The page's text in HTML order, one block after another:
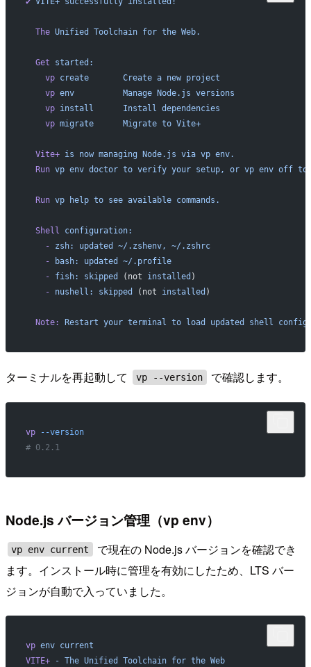
  The
Unified Toolchain for the Web.
  Get
started:
    vp
create
       Create
a new project
    vp
env
          Manage
Node.js versions
    vp
install
      Install
dependencies
    vp
migrate
      Migrate
to Vite+
  Vite+
is now managing Node.js via vp env.
  Run
vp env doctor to verify your setup, or vp env off to
  Run
vp help to see available commands.
  Shell
configuration:
    -
zsh: updated ~/.zshenv,
~/.zshrc
    -
bash: updated
~/.profile
    -
fish: skipped (not installed )
    -
nushell: skipped (not installed )
  Note:
Restart your terminal to load updated shell
ターミナルを再起動して vp --version で確認します。
vp --version
# 0.2.1
Node.js バージョン管理（vp env）
vp env current
で現在の Node.js バージョンを確認でき
ます。インストール時に管理を有効にしたため、LTS バー
ジョンが自動で入っていました。
vp env current
VITE+ - The Unified Toolchain for the Web